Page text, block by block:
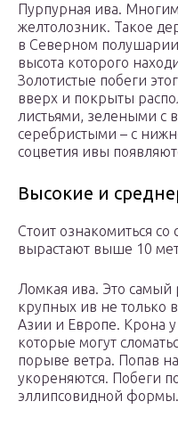
Пурпурная ива.
желтолозник. Такое
в Северном
высота которого
Золотистые побеги
вверх и покрыты
листьями, зелеными с
серебристыми – с
соцветия ивы
Высокие и
Стоит ознакомиться
вырастают выше 10
Ломкая ива. Это самый
крупных ив не только
Азии и Европе. Крона у
которые могут
порыве ветра. Попав
укореняются. Побеги
эллипсовидной формы.